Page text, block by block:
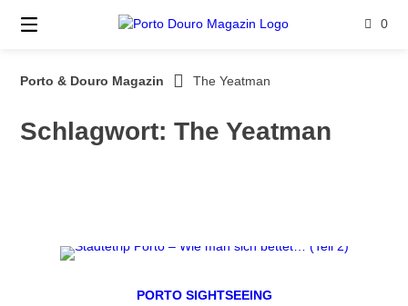
zum
0
Porto & Douro Magazin The Yeatman
Schlagwort:The Yeatman
PORTO SIGHTSEEING